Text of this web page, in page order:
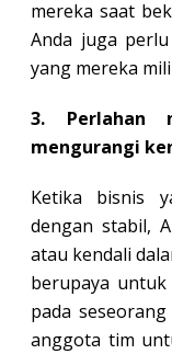
mereka saat
Anda juga
yang mereka
3. Perlahan
mengurangi
Ketika bisnis
dengan stabil,
atau kendali
berupaya
pada
anggota tim